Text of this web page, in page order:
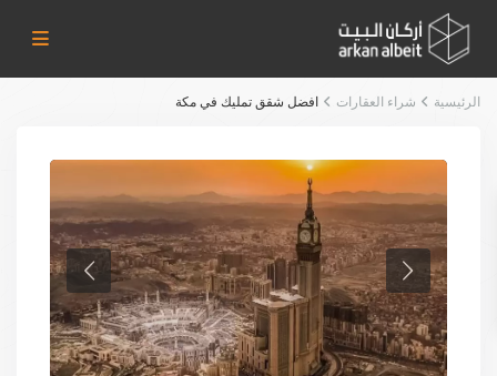
الرئيسية شراء العقارات افضل شقق تمليك في مكة